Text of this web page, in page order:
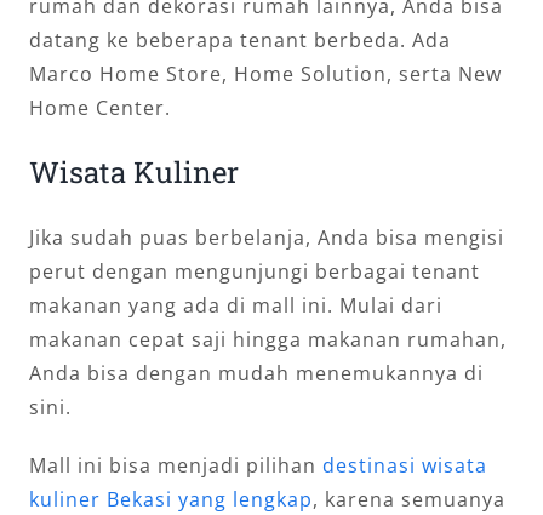
rumah dan dekorasi rumah lainnya, Anda bisa
datang ke beberapa tenant berbeda. Ada
Marco Home Store, Home Solution, serta New
Home Center.
Wisata Kuliner
Jika sudah puas berbelanja, Anda bisa mengisi
perut dengan mengunjungi berbagai tenant
makanan yang ada di mall ini. Mulai dari
makanan cepat saji hingga makanan rumahan,
Anda bisa dengan mudah menemukannya di
sini.
Mall ini bisa menjadi pilihan destinasi wisata
kuliner Bekasi yang lengkap, karena semuanya